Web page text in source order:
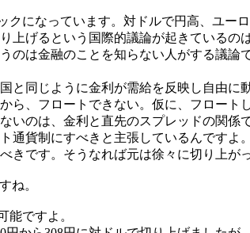
になっています。対ドルで円高、ユー
げるという国際的議論が起きているの
のは金融のことを知らない人がする議論
と同じように金利が需給を反映し自由
ら、フロートできない。仮に、フロート
のは、金利と直先のスプレッドの関係
貨制にすべきと主張しているんですよ
きです。そうなれば元は徐々に切り上
ね。
ですよ。